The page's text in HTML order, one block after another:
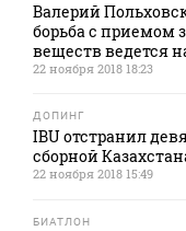
Валерий
борьба с приемом
веществ ведется
22 ноября 2018 18:23
ДОПИНГ
IBU отстранил
сборной
22 ноября 2018 15:49
БИАТЛОН